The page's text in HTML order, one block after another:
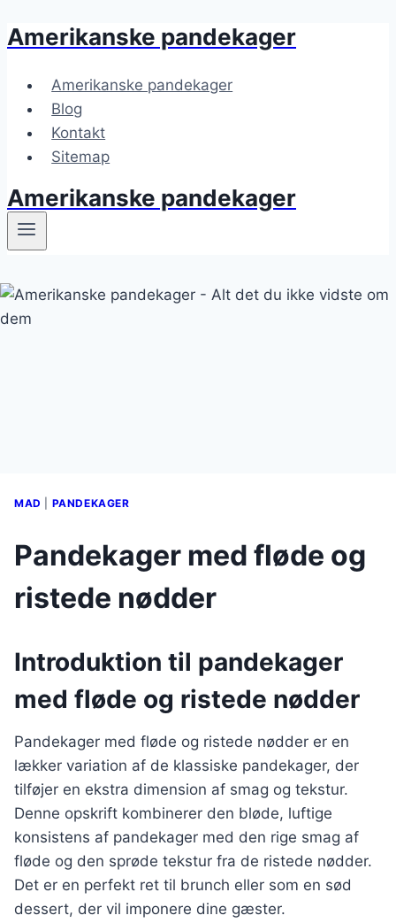
Fortsæt
indhold
Amerikanske pandekager
Amerikanske pandekager
Blog
Kontakt
Sitemap
Amerikanske pandekager
MAD PANDEKAGER
Pandekager med fløde og
ristede nødder
Introduktion til pandekager
med fløde og ristede nødder
Pandekager med fløde og ristede nødder er en
lækker variation af de klassiske pandekager, der
tilføjer en ekstra dimension af smag og tekstur.
Denne opskrift kombinerer den bløde, luftige
konsistens af pandekager med den rige smag af
fløde og den sprøde tekstur fra de ristede nødder.
Det er en perfekt ret til brunch eller som en sød
dessert, der vil imponere dine gæster.